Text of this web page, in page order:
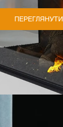
ПЕРЕГЛЯНУТИ